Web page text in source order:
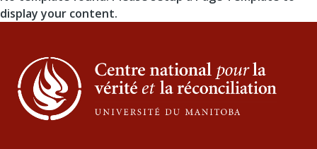
display your content.